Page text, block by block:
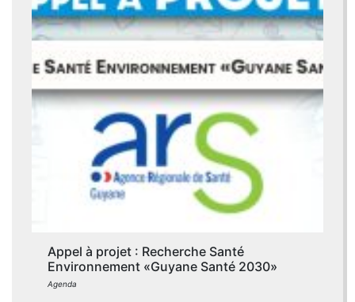
Appel à projet : Recherche Santé
Environnement «Guyane Santé 2030»
Agenda